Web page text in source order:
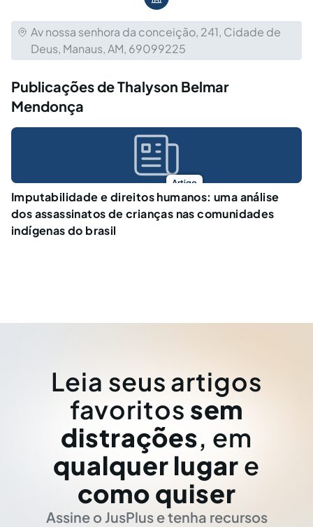
Av nossa senhora da conceição, 241, Cidade de
Deus, Manaus, AM, 69099225
Publicações de Thalyson Belmar
Mendonça
Artigo
Imputabilidade e direitos humanos: uma análise
dos assassinatos de crianças nas comunidades
indígenas do brasil
Leia seus artigos
favoritos sem
distrações, em
qualquer lugar e
como quiser
Assine o JusPlus e tenha recursos